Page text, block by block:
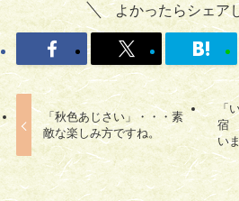
よかったらシェア
「秋色あじさい」・・・素
敵な楽しみ方ですね。
「
宿
い